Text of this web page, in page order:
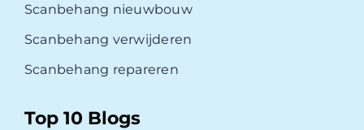
Scanbehang nieuwbouw
Scanbehang verwijderen
Scanbehang repareren
Top 10 Blogs